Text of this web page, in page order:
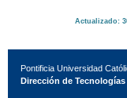
Actualizado:
Pontificia Universidad
Dirección de